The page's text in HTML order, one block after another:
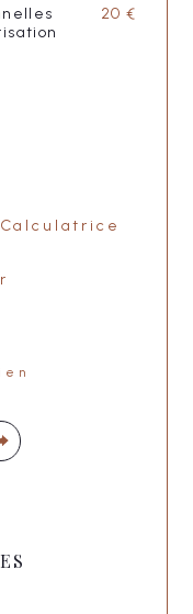
20 €
Calculatrice